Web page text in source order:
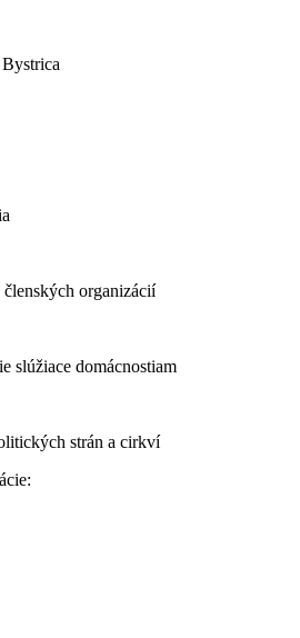
organizácií
slúžiace domácnostiam
strán a cirkví